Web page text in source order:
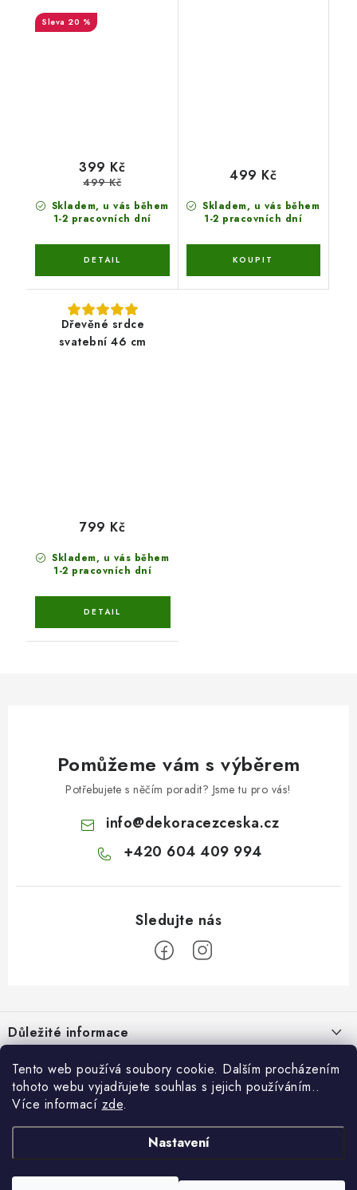
Tento web používá soubory cookie. Dalším procházením
tohoto webu vyjadřujete souhlas s jejich používáním..
Více informací zde.
Nastavení
20 %
Skladem, u vás během
1-2 pracovních dní
399 Kč
499 Kč
Skladem, u vás během
1-2 pracovních dní
499 Kč
Dřevěné srdce
svatební 46 cm
Skladem, u vás během
1-2 pracovních dní
799 Kč
Pomůžeme vám s výběrem
Potřebujete s něčím poradit? Jsme tu pro vás!
info@dekoracezceska.cz
+420 604 409 994
pDůležité informace
Doprava a platba
Obchodní podmínky
Vrácení zboží
Náš příběh
Pro zákazníky
Svatební dárkový box pro novomanžele - překvapte originálním
dárkem!
Blog
Jak originálně darovat peníze k narozeninám? 7 nápadů místo
Facebook